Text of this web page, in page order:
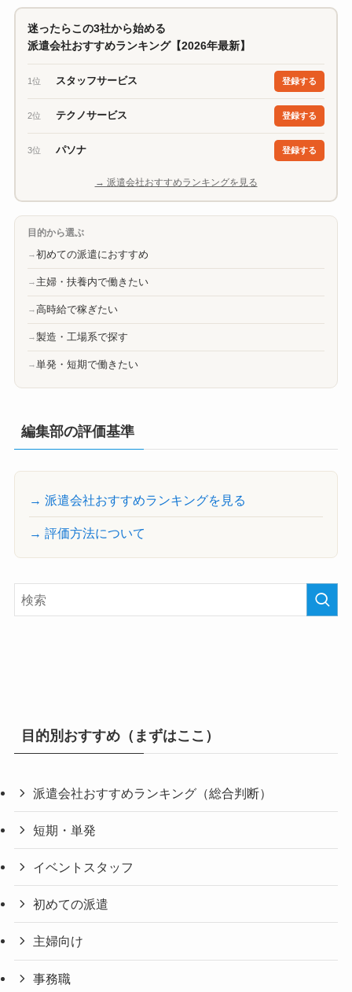
迷ったらこの3社から始める
派遣会社おすすめランキング【2026年最新】
1位 スタッフサービス 登録する
2位 テクノサービス 登録する
3位 パソナ 登録する
→ 派遣会社おすすめランキングを見る
目的から選ぶ
初めての派遣におすすめ
主婦・扶養内で働きたい
高時給で稼ぎたい
製造・工場系で探す
単発・短期で働きたい
編集部の評価基準
→ 派遣会社おすすめランキングを見る
→ 評価方法について
目的別おすすめ（まずはここ）
派遣会社おすすめランキング（総合判断）
短期・単発
イベントスタッフ
初めての派遣
主婦向け
事務職